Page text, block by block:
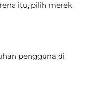
itu, pilih merek
pengguna di